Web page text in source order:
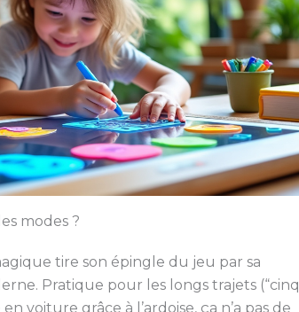
modes ?
tire son épingle du jeu par sa
Pratique pour les longs trajets (“cinq
voiture grâce à l’ardoise, ça n’a pas de